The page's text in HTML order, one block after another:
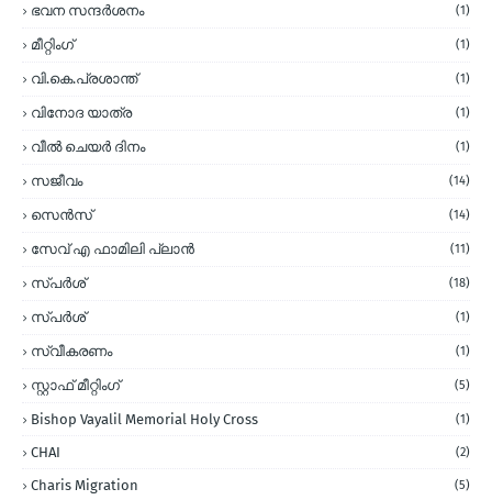
ഭവന സന്ദര്‍ശനം (1)
മീറ്റിംഗ് (1)
വി.കെ.പ്രശാന്ത് (1)
വിനോദ യാത്ര (1)
വീല്‍ ചെയര്‍ ദിനം (1)
സജീവം (14)
സെന്‍സ് (14)
സേവ് എ ഫാമിലി പ്ലാന്‍ (11)
സ്പര്‍ശ് (18)
സ്പർശ് (1)
സ്വീകരണം (1)
സ്റ്റാഫ് മീറ്റിംഗ് (5)
Bishop Vayalil Memorial Holy Cross (1)
CHAI (2)
Charis Migration (5)